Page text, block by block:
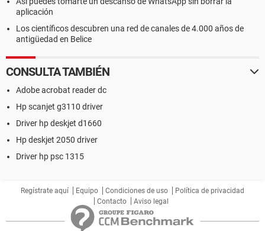
aplicación
Los científicos descubren una red de canales de 4.000 años de
antigüedad en Belice
CONSULTA TAMBIÉN
Adobe acrobat reader dc
Hp scanjet g3110 driver
Driver hp deskjet d1660
Hp deskjet 2050 driver
Driver hp psc 1315
Regístrate aquí Equipo Condiciones de uso
Política de privacidad
Contacto
Aviso legal